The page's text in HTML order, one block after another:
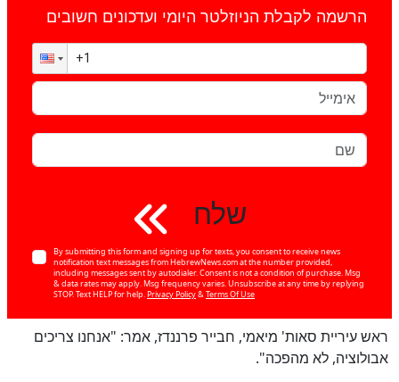
הרשמה לקבלת הניוזלטר היומי ועדכונים חשובים
שלח
By submitting this form and signing up for texts, you consent to receive news
notification text messages from HebrewNews.com at the number provided,
including messages sent by autodialer. Consent is not a condition of purchase. Msg
& data rates may apply. Msg frequency varies. Unsubscribe at any time by replying
STOP. Text HELP for help. Privacy Policy& Terms Of Use
ראש עיריית סאות' מיאמי, חבייר פרננדז, אמר: "אנחנו צריכים
אבולוציה, לא מהפכה".